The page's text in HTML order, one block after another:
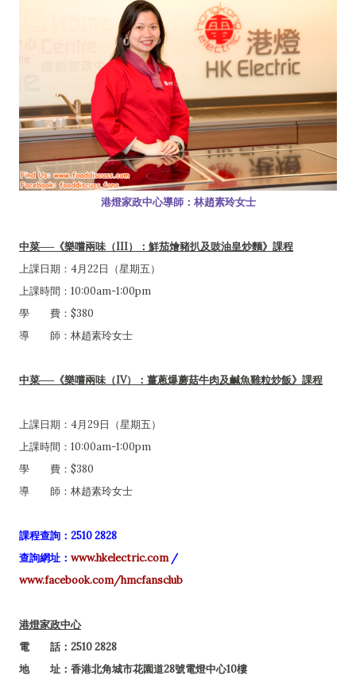
港燈家政中心導師：林趙素玲女士
中菜──《樂嚐兩味（III）：鮮茄燴豬扒及豉油皇炒麵》課程
上課日期：4月22日（星期五）
上課時間：10:00am-1:00pm
學 費：$380
導 師：林趙素玲女士
中菜──《樂嚐兩味（IV）：薑蔥爆蘑菇牛肉及鹹魚雞粒炒飯》課程
上課日期：4月29日（星期五）
上課時間：10:00am-1:00pm
學 費：$380
導 師：林趙素玲女士
課程查詢：2510 2828
查詢網址： www.hkelectric.com/
www.facebook.com/hmcfansclub
港燈家政中心
電 話：2510 2828
地 址：香港北角城市花園道28號電燈中心10樓